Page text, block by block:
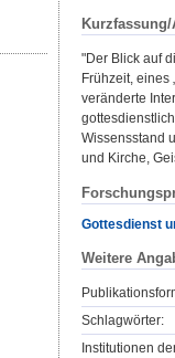
"Der Blick auf
Frühzeit, eines
veränderte
Wissensstand
und Kirche,
Gottesdienst
Weitere
Schlagwörter:
Institutionen